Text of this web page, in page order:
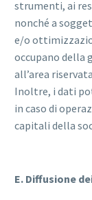
strumenti, ai
nonché a
e/o
occupano della
all’area
Inoltre, i dati
in caso di
capitali della
E. Diffusione